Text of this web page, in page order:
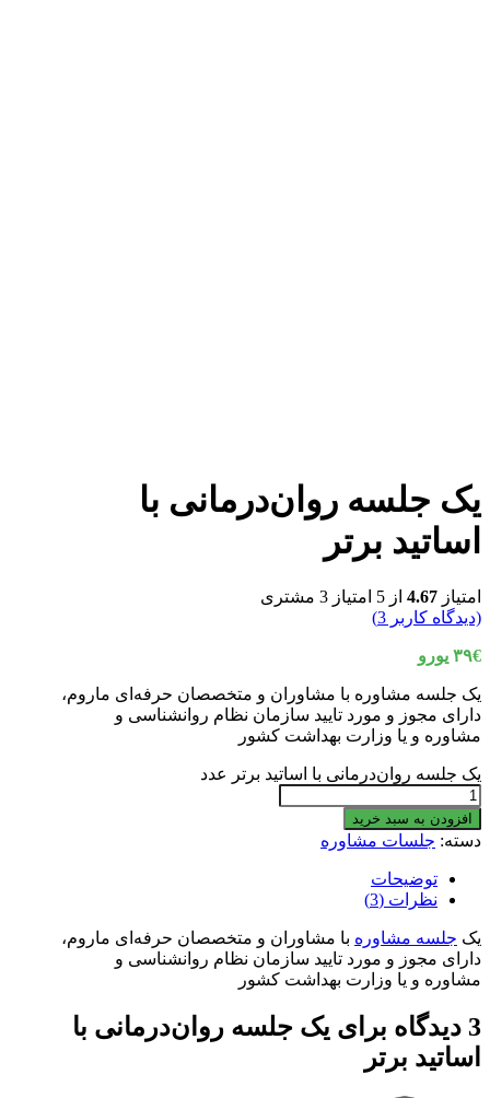
یک جلسه روان‌درمانی با
اساتید برتر
امتیاز 4.67 از 5 امتیاز 3 مشتری
(دیدگاه کاربر 3
)
۳۹€ یورو
یک جلسه مشاوره با مشاوران و متخصصان حرفه‌ای ماروم،
دارای مجوز و مورد تایید سازمان نظام روانشناسی و
مشاوره و یا وزارت بهداشت کشور
یک جلسه روان‌درمانی با اساتید برتر عدد
افزودن به سبد خرید
دسته: جلسات مشاوره
توضیحات
نظرات (3)
یک جلسه مشاوره با مشاوران و متخصصان حرفه‌ای ماروم،
دارای مجوز و مورد تایید سازمان نظام روانشناسی و
مشاوره و یا وزارت بهداشت کشور
3 دیدگاه برای
یک جلسه روان‌درمانی با
اساتید برتر